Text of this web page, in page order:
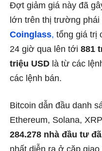
Đợt giảm giá này đã
lớn trên thị trường phái
Coinglass, tổng giá trị
24 giờ qua lên tới 881
triệu USD là từ các
các lệnh bán.
Bitcoin dẫn đầu danh
Ethereum, Solana,
284.278 nhà đầu tư